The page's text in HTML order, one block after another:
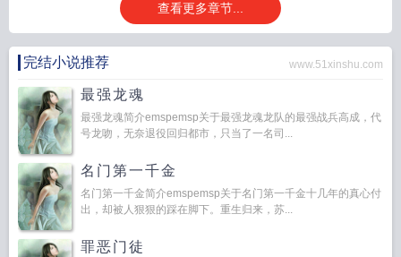
查看更多章节...
完结小说推荐 www.51xinshu.com
最强龙魂
最强龙魂简介emspemsp关于最强龙魂龙队的最强战兵高成，代
号龙吻，无奈退役回归都市，只当了一名司...
名门第一千金
名门第一千金简介emspemsp关于名门第一千金十几年的真心付
出，却被人狠狠的踩在脚下。重生归来，苏...
罪恶门徒